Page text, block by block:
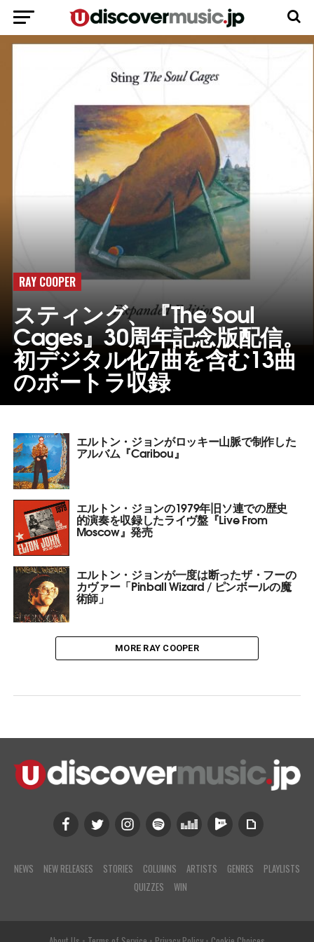
RAY COOPER
スティング、『The Soul
Cages』30周年記念版配信。
初デジタル化7曲を含む13曲
のボートラ収録
エルトン・ジョンがロッキー山脈で制作した
アルバム『Caribou』
エルトン・ジョンの1979年旧ソ連での歴史
的演奏を収録したライヴ盤『Live From
Moscow』発売
エルトン・ジョンが一度は断ったザ・フーの
カヴァー「Pinball Wizard / ピンボールの魔
術師」
MORE RAY COOPER
NEWS NEW RELEASES STORIES COLUMNS ARTISTS GENRES
PLAYLISTS
QUIZZES
WIN